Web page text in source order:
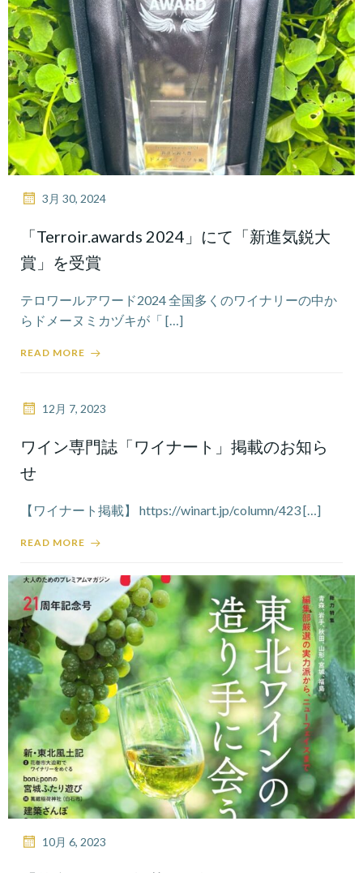
3月 30, 2024
「Terroir.awards 2024」にて「新進気鋭大
賞」を受賞
テロワールアワード2024 全国多くのワイナリーの中か
らドメーヌミカヅキが「 […]
READ MORE
12月 7, 2023
ワイン専門誌「ワイナート」掲載のお知ら
せ
【ワイナート掲載】 https://winart.jp/column/423 […]
READ MORE
10月 6, 2023